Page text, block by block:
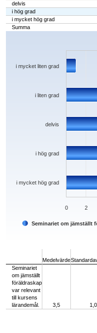
delvis
i hög grad
i mycket hög grad
Summa
Chart
The chart has 1 X axis displaying
The chart has 1 Y axis displaying
Seminariet om jämställt
i mycket hög grad
i hög grad
delvis
i liten grad
i mycket liten grad
0 2
Medelvärde
Seminariet
om jämställt
föräldraskap
var relevant
till kursens
lärandemål.
3,5 1,0